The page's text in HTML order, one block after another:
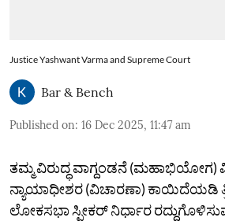
Justice Yashwant Varma and Supreme Court
Bar & Bench
Published on: 16 Dec 2025, 11:47 am
ತಮ್ಮ ವಿರುದ್ಧ ವಾಗ್ದಂಡನೆ (ಮಹಾಭಿಯೋಗ)
ನ್ಯಾಯಾಧೀಶರ (ವಿಚಾರಣಾ) ಕಾಯಿದೆಯಡಿ
ಲೋಕಸಭಾ ಸ್ಪೀಕರ್‌ ನಿರ್ಧಾರ